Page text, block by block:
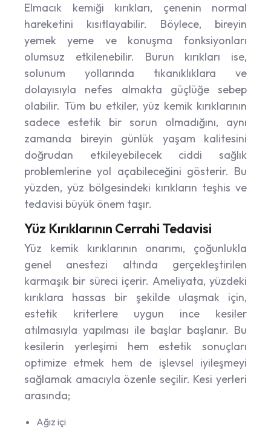
Elmacık kemiği kırıkları, çenenin normal
hareketini kısıtlayabilir. Böylece, bireyin
yemek yeme ve konuşma fonksiyonları
olumsuz etkilenebilir. Burun kırıkları ise,
solunum yollarında tıkanıklıklara ve
dolayısıyla nefes almakta güçlüğe sebep
olabilir. Tüm bu etkiler, yüz kemik kırıklarının
sadece estetik bir sorun olmadığını, aynı
zamanda bireyin günlük yaşam kalitesini
doğrudan etkileyebilecek ciddi sağlık
problemlerine yol açabileceğini gösterir. Bu
yüzden, yüz bölgesindeki kırıkların teşhis ve
tedavisi büyük önem taşır.
Yüz Kırıklarının Cerrahi Tedavisi
Yüz kemik kırıklarının onarımı, çoğunlukla
genel anestezi altında gerçekleştirilen
karmaşık bir süreci içerir. Ameliyata, yüzdeki
kırıklara hassas bir şekilde ulaşmak için,
estetik kriterlere uygun ince kesiler
atılmasıyla yapılması ile başlar başlanır. Bu
kesilerin yerleşimi hem estetik sonuçları
optimize etmek hem de işlevsel iyileşmeyi
sağlamak amacıyla özenle seçilir. Kesi yerleri
arasında;
Ağız içi